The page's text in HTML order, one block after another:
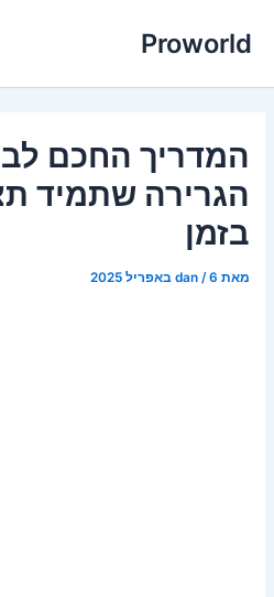
לתוכןProworld
המדריך החכם
הגרירה שתמיד
בזמן
מאת dan /6 באפריל 2025